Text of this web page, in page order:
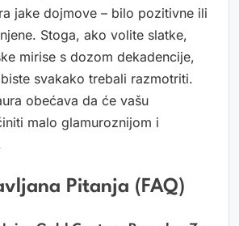
jake dojmove – bilo pozitivne ili
Stoga, ako volite slatke,
mirise s dozom dekadencije,
svakako trebali razmotriti.
obećava da će vašu
malo glamuroznijom i
Pitanja (FAQ)